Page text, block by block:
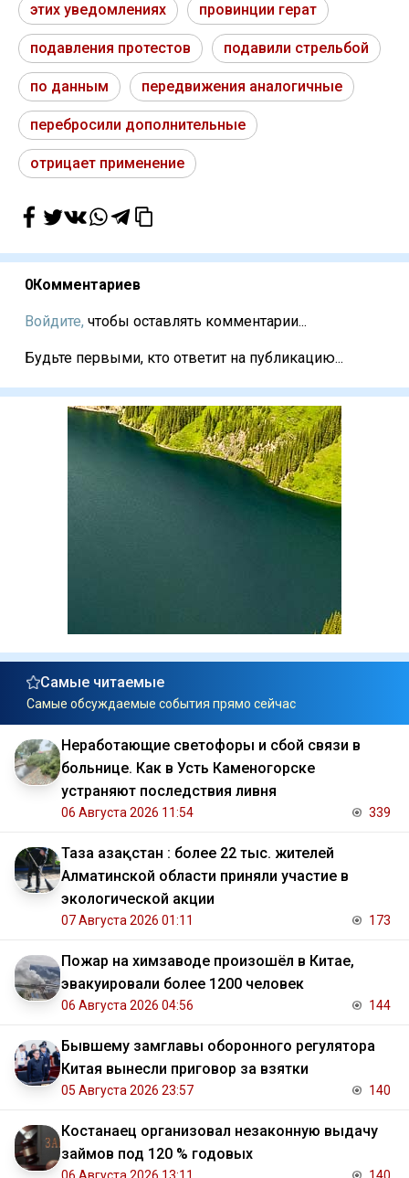
этих уведомлениях провинции герат
подавления протестов подавили стрельбой
по данным передвижения аналогичные
перебросили дополнительные
отрицает применение
0Комментариев
Войдите, чтобы оставлять комментарии...
Будьте первыми, кто ответит на публикацию...
Самые читаемые
Самые обсуждаемые события прямо сейчас
Неработающие светофоры и сбой связи в
больнице. Как в Усть Каменогорске
устраняют последствия ливня
06 Августа 2026 11:54 339
Таза Қазақстан : более 22 тыс. жителей
Алматинской области приняли участие в
экологической акции
07 Августа 2026 01:11 173
Пожар на химзаводе произошёл в Китае,
эвакуировали более 1200 человек
06 Августа 2026 04:56 144
Бывшему замглавы оборонного регулятора
Китая вынесли приговор за взятки
05 Августа 2026 23:57 140
Костанаец организовал незаконную выдачу
займов под 120 % годовых